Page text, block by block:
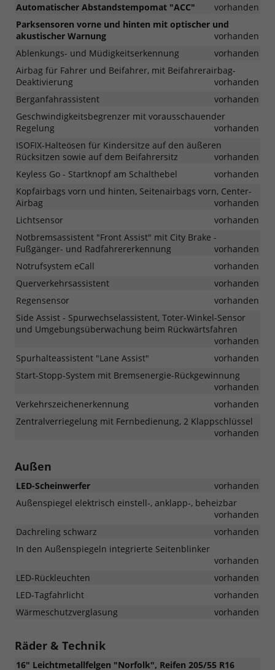
Automatischer Abstandstempomat "ACC"
vorhanden
Parksensoren vorne und hinten mit optischer und
akustischer Warnung
vorhanden
Ablenkungs- und Müdigkeitserkennung
vorhanden
Airbag für Fahrer und Beifahrer, mit Beifahrerairbag-
Deaktivierung
vorhanden
Berganfahrassistent
vorhanden
Geschwindigkeitsbegrenzer mit vorausschauender
Regelung
vorhanden
ISOFIX-Halteösen für Kindersitze auf den äußeren
Rücksitzen sowie auf dem Beifahrersitz
vorhanden
Keyless Go - Startknopf am Schalthebel
vorhanden
Kopfairbags vorn und hinten, Seitenairbags vorn, Center-
Airbag
vorhanden
Lichtsensor
vorhanden
Notbremsassistent "Front Assist" mit City Brake -
Fußgänger- und Radfahrererkennung
vorhanden
Notrufsystem eCall
vorhanden
Querverkehrsassistent
vorhanden
Regensensor
vorhanden
Side Assist - Spurwechselassistent, Toter-Winkel-Sensor
und Umgebungsüberwachung beim Rückwärtsfahren
vorhanden
Spurhalteassistent "Lane Assist"
vorhanden
Start-Stopp-System mit Bremsenergie-Rückgewinnung
vorhanden
Verkehrszeichenerkennung
vorhanden
Zentralverriegelung mit Fernbedienung, 2 Klappschlüssel
vorhanden
Außen
LED-Scheinwerfer
vorhanden
Außenspiegel elektrisch einstell-, anklapp-, beheizbar
vorhanden
Dachreling schwarz
vorhanden
In den Außenspiegeln integrierte Seitenblinker
vorhanden
LED-Rückleuchten
vorhanden
LED-Tagfahrlicht
vorhanden
Wärmeschutzverglasung
vorhanden
Räder & Technik
16" Leichtmetallfelgen "Norfolk", Reifen 205/55 R16